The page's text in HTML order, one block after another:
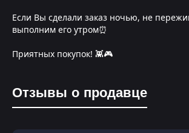
Если Вы сделали заказ ночью, не
выполним его утром⏰
Приятных покупок! 👾🎮
Отзывы о продавце